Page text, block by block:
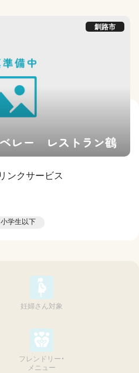
釧路市
レー レストラン鶴
ンクサービス
小学生以下
妊婦さん対象
フレンドリー・
メニュー